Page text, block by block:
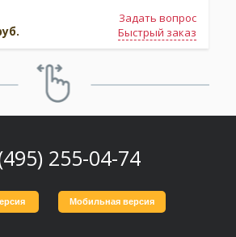
Задать вопрос
Быстрый заказ
255-04-74
Мобильная версия